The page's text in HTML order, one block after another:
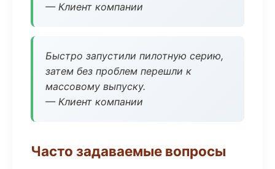
— Клиент компании
Быстро запустили пилотную серию,
затем без проблем перешли к
массовому выпуску.
— Клиент компании
Часто задаваемые вопросы